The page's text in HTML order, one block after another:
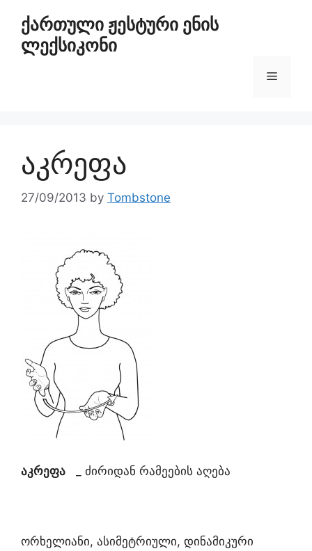
ქართული ჟესტური ენის
ლექსიკონი
აკრეფა
27/09/2013 by Tombstone
აკრეფა _ ძირიდან რამეების აღება
ორხელიანი, ასიმეტრიული, დინამიკური